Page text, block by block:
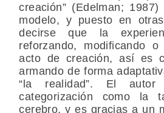
creación” (Edelman;
modelo, y puesto en
decirse que la
reforzando, modificando
acto de creación, así es
armando de forma
“la realidad”. El
categorización como la
cerebro, y es gracias a un